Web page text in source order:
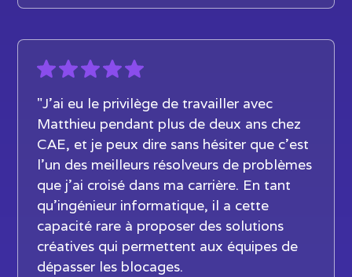
"J’ai eu le privilège de travailler avec
Matthieu pendant plus de deux ans chez
CAE, et je peux dire sans hésiter que c’est
l’un des meilleurs résolveurs de problèmes
que j’ai croisé dans ma carrière. En tant
qu’ingénieur informatique, il a cette
capacité rare à proposer des solutions
créatives qui permettent aux équipes de
dépasser les blocages.